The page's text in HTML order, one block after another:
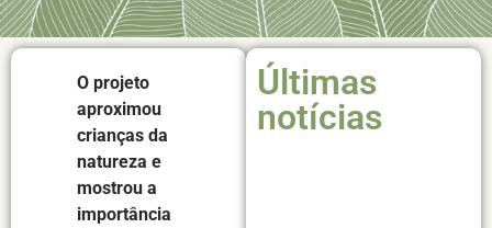
O projeto
aproximou
crianças da
natureza e
mostrou a
importância
Últimas
notícias